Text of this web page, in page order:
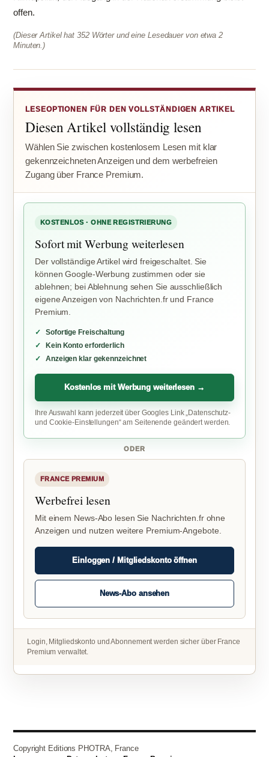
offen.
(Dieser Artikel hat 352 Wörter und eine Lesedauer von etwa 2
Minuten.)
LESEOPTIONEN FÜR DEN VOLLSTÄNDIGEN ARTIKEL
Diesen Artikel vollständig lesen
Wählen Sie zwischen kostenlosem Lesen mit klar
gekennzeichneten Anzeigen und dem werbefreien
Zugang über France Premium.
KOSTENLOS · OHNE REGISTRIERUNG
Sofort mit Werbung weiterlesen
Der vollständige Artikel wird freigeschaltet. Sie
können Google-Werbung zustimmen oder sie
ablehnen; bei Ablehnung sehen Sie ausschließlich
eigene Anzeigen von Nachrichten.fr und France
Premium.
Sofortige Freischaltung
Kein Konto erforderlich
Anzeigen klar gekennzeichnet
Kostenlos mit Werbung weiterlesen →
Ihre Auswahl kann jederzeit über Googles Link „Datenschutz-
und Cookie-Einstellungen“ am Seitenende geändert werden.
ODER
FRANCE PREMIUM
Werbefrei lesen
Mit einem News-Abo lesen Sie Nachrichten.fr ohne
Anzeigen und nutzen weitere Premium-Angebote.
Einloggen / Mitgliedskonto öffnen
News-Abo ansehen
Login, Mitgliedskonto und Abonnement werden sicher über France
Premium verwaltet.
Copyright Editions PHOTRA, France